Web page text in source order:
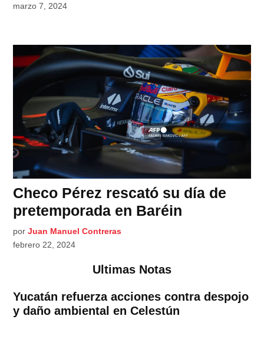
marzo 7, 2024
Checo Pérez rescató su día de
pretemporada en Baréin
por Juan Manuel Contreras
febrero 22, 2024
Ultimas Notas
Yucatán refuerza acciones contra despojo
y daño ambiental en Celestún